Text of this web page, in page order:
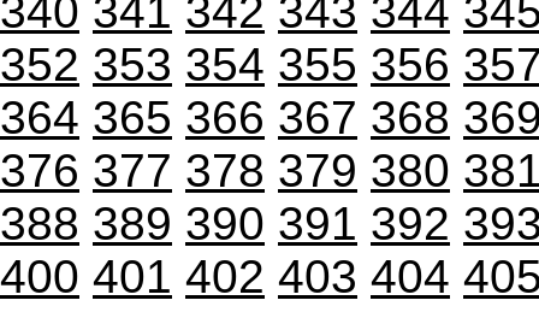
340 341 342 343 344
352 353 354 355 356
364 365 366 367 368
376 377 378 379 380
388 389 390 391 392
400 401 402 403 404